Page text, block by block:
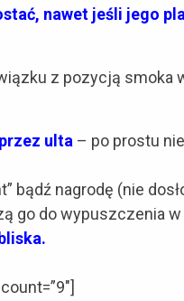
nawet jeśli jego
z pozycją smoka
ulta – po prostu
bądź nagrodę (nie
go do wypuszczenia